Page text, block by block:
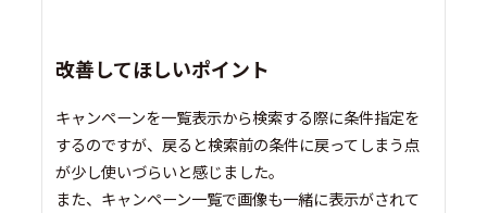
改善してほしいポイント
キャンペーンを一覧表示から検索する際に条件指定を
するのですが、戻ると検索前の条件に戻ってしまう点
が少し使いづらいと感じました。
また、キャンペーン一覧で画像も一緒に表示がされて